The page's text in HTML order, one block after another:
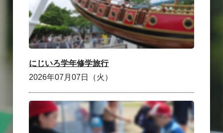
にじいろ学年修学旅行
2026年07月07日（火）